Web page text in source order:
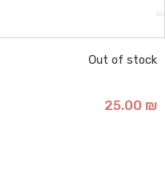
Out of stock
25.00 ₪